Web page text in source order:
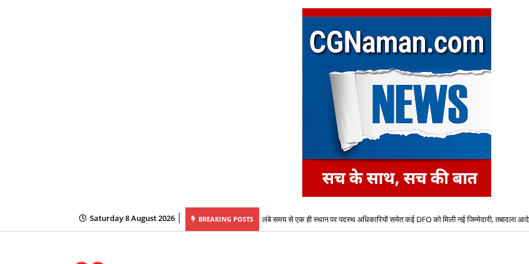
Saturday 8 August 2026 BREAKING POSTS
बेटे ने की बाप की हत्या, आरोपी बेटा गिरफ्तार, भेजा जेल, मामला थाना तपकरा अन्तर्गत सिंगीबहार का